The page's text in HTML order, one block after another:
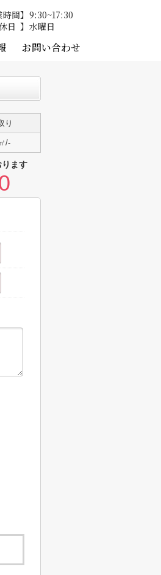
時間
9:30~17:30
日
水曜日
お問い合わせ
り
/-
ます